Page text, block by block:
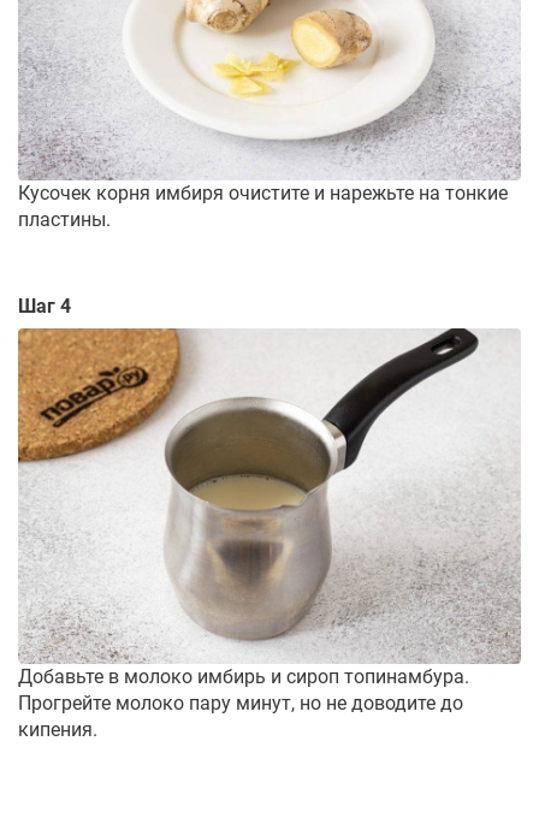
Кусочек корня имбиря очистите и нарежьте на тонкие
пластины.
Шаг 4
Добавьте в молоко имбирь и сироп топинамбура.
Прогрейте молоко пару минут, но не доводите до
кипения.